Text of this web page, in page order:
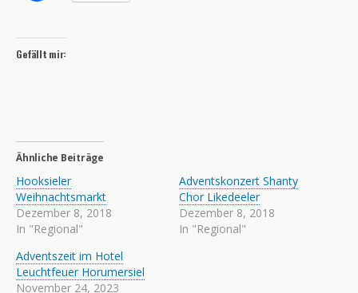
Gefällt mir:
Ähnliche Beiträge
Hooksieler
Weihnachtsmarkt
Dezember 8, 2018
In "Regional"
Adventskonzert Shanty
Chor Likedeeler
Dezember 8, 2018
In "Regional"
Adventszeit im Hotel
Leuchtfeuer Horumersiel
November 24, 2023